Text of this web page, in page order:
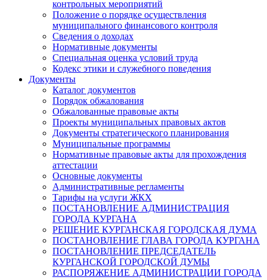
контрольных мероприятий
Положение о порядке осуществления
муниципального финансового контроля
Сведения о доходах
Нормативные документы
Специальная оценка условий труда
Кодекс этики и служебного поведения
Документы
Каталог документов
Порядок обжалования
Обжалованные правовые акты
Проекты муниципальных правовых актов
Документы стратегического планирования
Муниципальные программы
Нормативные правовые акты для прохождения
аттестации
Основные документы
Административные регламенты
Тарифы на услуги ЖКХ
ПОСТАНОВЛЕНИЕ АДМИНИСТРАЦИЯ
ГОРОДА КУРГАНА
РЕШЕНИЕ КУРГАНСКАЯ ГОРОДСКАЯ ДУМА
ПОСТАНОВЛЕНИЕ ГЛАВА ГОРОДА КУРГАНА
ПОСТАНОВЛЕНИЕ ПРЕДСЕДАТЕЛЬ
КУРГАНСКОЙ ГОРОДСКОЙ ДУМЫ
РАСПОРЯЖЕНИЕ АДМИНИСТРАЦИИ ГОРОДА